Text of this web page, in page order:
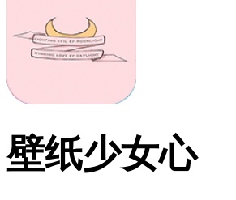
壁纸少女心